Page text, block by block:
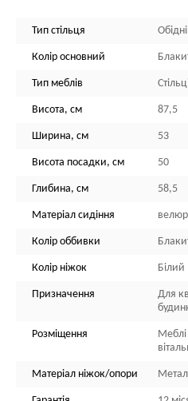
Тип стільця
Колір основний
Тип меблів
Висота, см 87,5
Ширина, см 53
Висота посадки, см 50
Глибина, см 58,5
Матеріал сидіння велюр
Колір оббивки
Колір ніжок Білий
Призначення
Для
Розміщення
Меблі
Матеріал ніжок/опори Метал